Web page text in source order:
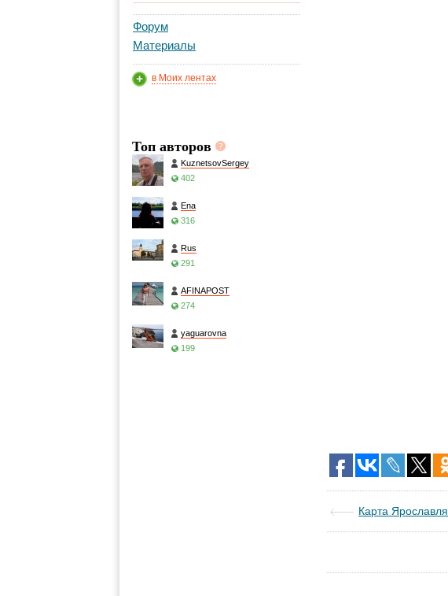
Форум
Материалы
в Моих лентах
Топ авторов
KuznetsovSergey
402
Ena
316
Rus
291
AFINAPOST
274
yaguarovna
199
Карта Ярославля